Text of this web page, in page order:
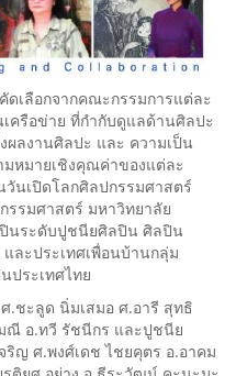
เลือกจากคณะกรรมการแต่ละ
ครือข่าย ที่กำกับดูแลด้านศิลปะ
ลงานศิลปะ และ ความเป็น
หมายเชิงคุณค่าของแต่ละ
วันเปิดโลกศิลปกรรมศาสตร์
รรมศาสตร์ มหาวิทยาลัย
นระดับปูชนียศิลปิน ศิลปิน
ละประเทศเพื่อนบ้านกลุ่ม
ประเทศไทย
.ชะลูด นิ่มเสมอ ศ.อารี สุทธิ
ณี อ.ทวี รัชนีกร และปูชนีย
ญ ศ.พงศ์เดช ไชยคุตร อ.อาคม